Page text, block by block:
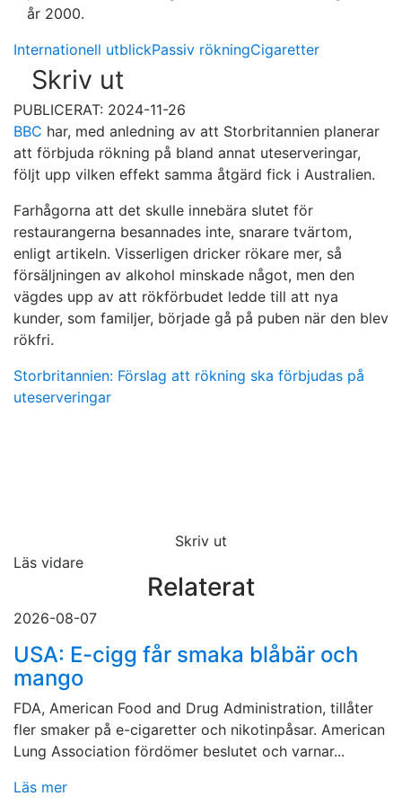
år 2000.
Internationell utblickPassiv rökningCigaretter
Skriv ut
PUBLICERAT: 2024-11-26
BBC har, med anledning av att Storbritannien planerar
att förbjuda rökning på bland annat uteserveringar,
följt upp vilken effekt samma åtgärd fick i Australien.
Farhågorna att det skulle innebära slutet för
restaurangerna besannades inte, snarare tvärtom,
enligt artikeln. Visserligen dricker rökare mer, så
försäljningen av alkohol minskade något, men den
vägdes upp av att rökförbudet ledde till att nya
kunder, som familjer, började gå på puben när den blev
rökfri.
Storbritannien: Förslag att rökning ska förbjudas på
uteserveringar
Skriv ut
Läs vidare
Relaterat
2026-08-07
USA: E-cigg får smaka blåbär och
mango
FDA, American Food and Drug Administration, tillåter
fler smaker på e-cigaretter och nikotinpåsar. American
Lung Association fördömer beslutet och varnar...
Läs mer